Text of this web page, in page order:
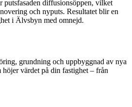
putsfasaden diffusionsöppen, vilket
och nyputs. Resultatet blir en
i Älvsbyn med omnejd.
grundning och uppbyggnad av nya
värdet på din fastighet – från